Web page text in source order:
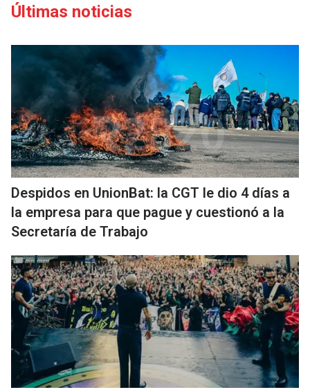
Últimas noticias
Despidos en UnionBat: la CGT le dio 4 días a
la empresa para que pague y cuestionó a la
Secretaría de Trabajo